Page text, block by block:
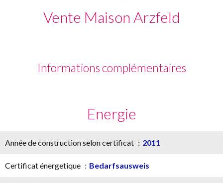
Vente Maison Arzfeld
Informations complémentaires
Energie
Année de construction selon certificat 2011
Certificat énergetique Bedarfsausweis